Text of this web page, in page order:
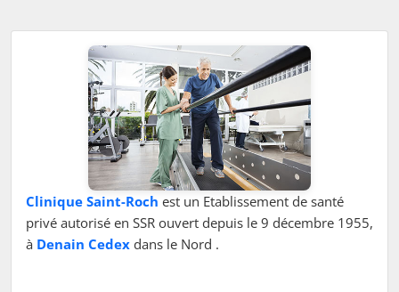
Clinique Saint-Roch est un Etablissement de santé
privé autorisé en SSR ouvert depuis le 9 décembre 1955,
à Denain Cedex dans le Nord .